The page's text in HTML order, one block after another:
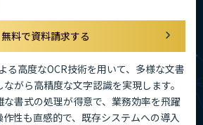
無料で資料請求する
高度なOCR技術を用いて、多様な文書
がら高精度な文字認識を実現します。
書式の処理が得意で、業務効率を飛躍
性も直感的で、既存システムへの導入